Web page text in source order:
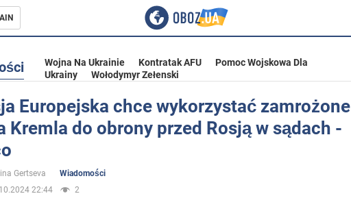
Wojna Na Ukrainie Kontratak AFU
Pomoc Wojskowa Dla
Ukrainy
Wołodymyr Zełenski
Europejska chce wykorzystać zamrożone
Kremla do obrony przed Rosją w sądach -
Gertseva
Wiadomości
22:44
2